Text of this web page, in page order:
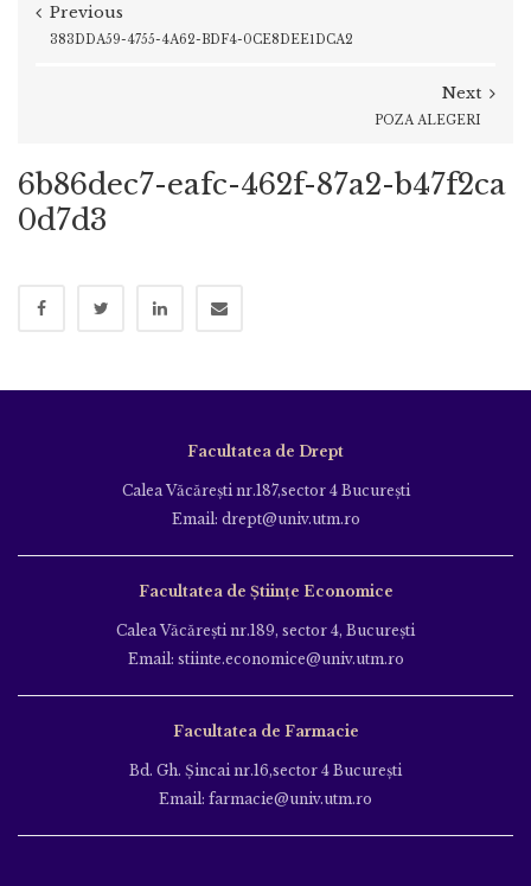
Previous
383DDA59-4755-4A62-BDF4-0CE8DEE1DCA2
Next
POZA ALEGERI
6b86dec7-eafc-462f-87a2-b47f2ca
0d7d3
Facultatea de Drept
Calea Văcăreşti nr.187,sector 4 Bucureşti
Email: drept@univ.utm.ro
Facultatea de Științe Economice
Calea Văcăreşti nr.189, sector 4, Bucureşti
Email: stiinte.economice@univ.utm.ro
Facultatea de Farmacie
Bd. Gh. Şincai nr.16,sector 4 Bucureşti
Email: farmacie@univ.utm.ro